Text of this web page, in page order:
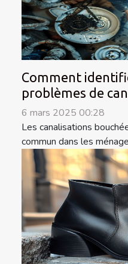
Comment
problèmes de
6 mars 2025 00:28
Les canalisations
commun dans les